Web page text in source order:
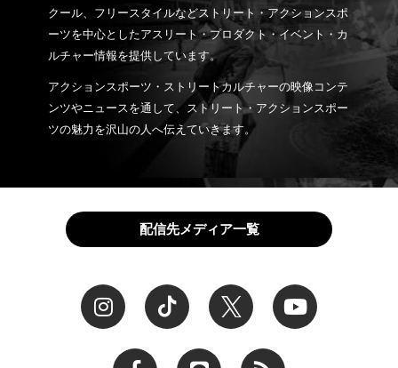
クール、フリースタイルなどストリート・アクションスポ
ーツを中心としたアスリート・プロダクト・イベント・カ
ルチャー情報を提供しています。
アクションスポーツ・ストリートカルチャーの映像コンテ
ンツやニュースを通して、ストリート・アクションスポー
ツの魅力を沢山の人へ伝えていきます。
配信先メディア一覧